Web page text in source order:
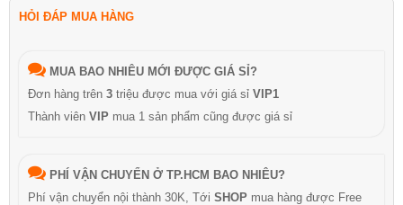
HỎI ĐÁP MUA HÀNG
MUA BAO NHIÊU MỚI ĐƯỢC GIÁ SỈ?
Đơn hàng trên 3 triệu được mua với giá sỉ VIP1
Thành viên VIP mua 1 sản phẩm cũng được giá sỉ
PHÍ VẬN CHUYỂN Ở TP.HCM BAO NHIÊU?
Phí vận chuyển nội thành 30K, Tới SHOP mua hàng được Free